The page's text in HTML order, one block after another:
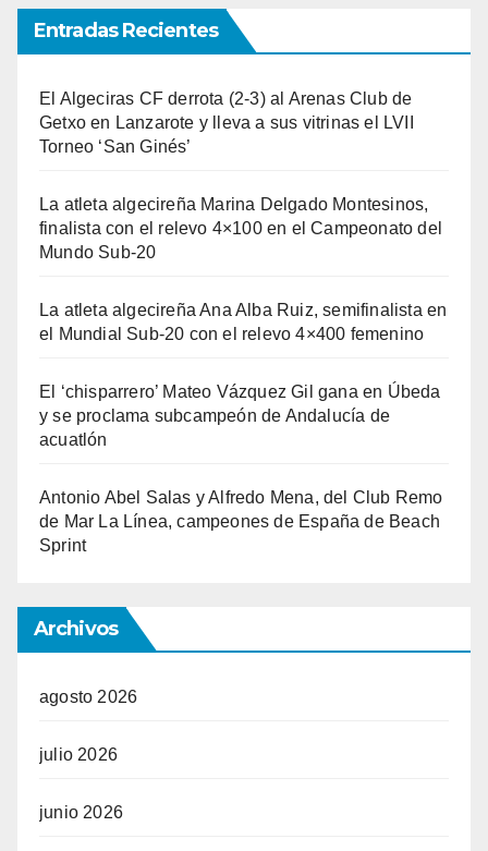
Entradas Recientes
El Algeciras CF derrota (2-3) al Arenas Club de
Getxo en Lanzarote y lleva a sus vitrinas el LVII
Torneo ‘San Ginés’
La atleta algecireña Marina Delgado Montesinos,
finalista con el relevo 4×100 en el Campeonato del
Mundo Sub-20
La atleta algecireña Ana Alba Ruiz, semifinalista en
el Mundial Sub-20 con el relevo 4×400 femenino
El ‘chisparrero’ Mateo Vázquez Gil gana en Úbeda
y se proclama subcampeón de Andalucía de
acuatlón
Antonio Abel Salas y Alfredo Mena, del Club Remo
de Mar La Línea, campeones de España de Beach
Sprint
Archivos
agosto 2026
julio 2026
junio 2026